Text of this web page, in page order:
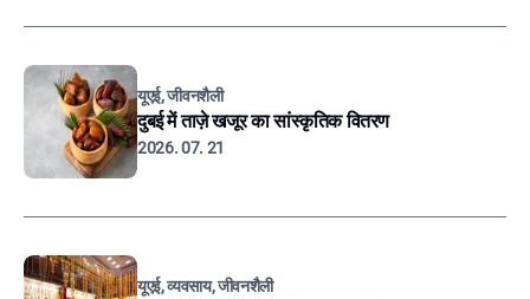
यूएई, जीवनशैली
दुबई में ताज़े खजूर का सांस्कृतिक वितरण
2026. 07. 21
यूएई, व्यवसाय, जीवनशैली